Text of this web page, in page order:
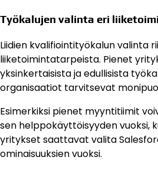
Työkalujen valinta eri
Liidien kvalifiointityökalun valinta
liiketoimintatarpeista. Pienet
yksinkertaisista ja edullisista
organisaatiot tarvitsevat
Esimerkiksi pienet myyntitiimit
sen helppokäyttöisyyden vuoksi,
yritykset saattavat valita
ominaisuuksien vuoksi.